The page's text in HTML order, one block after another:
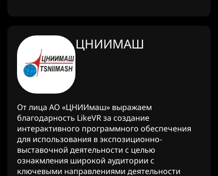
ЦНИИМАШ
От лица АО «ЦНИИмаш» выражаем
благодарность LikeVR за создание
интерактивного программного обеспечения
для использования в экспозиционно-
выставочной деятельности с целью
ознакмления широкой аудитории с
ключевыми направлениями деятельности